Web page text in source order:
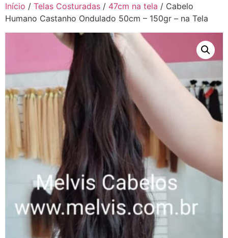
Início / Telas Costuradas / 47cm na tela / Cabelo
Humano Castanho Ondulado 50cm – 150gr – na Tela